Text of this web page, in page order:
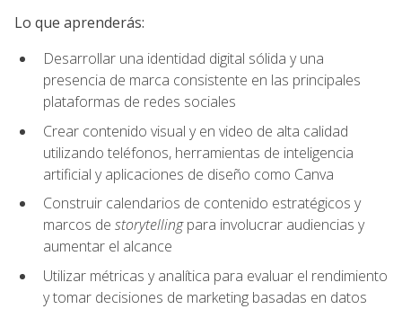
Lo que aprenderás:
Desarrollar una identidad digital sólida y una
presencia de marca consistente en las principales
plataformas de redes sociales
Crear contenido visual y en video de alta calidad
utilizando teléfonos, herramientas de inteligencia
artificial y aplicaciones de diseño como Canva
Construir calendarios de contenido estratégicos y
marcos de storytellingpara involucrar audiencias y
aumentar el alcance
Utilizar métricas y analítica para evaluar el rendimiento
y tomar decisiones de marketing basadas en datos